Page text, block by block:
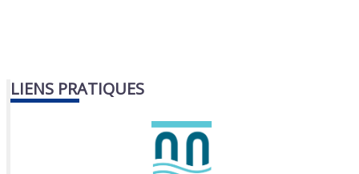
LIENS PRATIQUES